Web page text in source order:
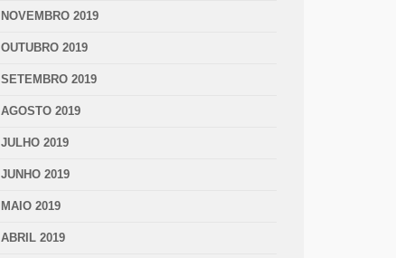
NOVEMBRO 2019
OUTUBRO 2019
SETEMBRO 2019
AGOSTO 2019
JULHO 2019
JUNHO 2019
MAIO 2019
ABRIL 2019